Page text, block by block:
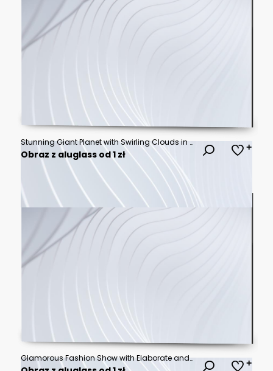
Stunning Giant Planet with Swirling Clouds in Space
Obraz z aluglass od 1 zł
Glamorous Fashion Show with Elaborate and Blurred Background